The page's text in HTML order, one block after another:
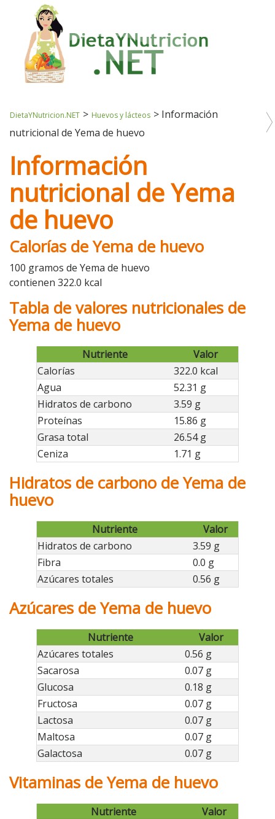
DietaYNutricion.NET > Huevos y lácteos > Información
nutricional de Yema de huevo
Información
nutricional de Yema
de huevo
Calorías de Yema de huevo
100 gramos de Yema de huevo
contienen 322.0 kcal
Tabla de valores nutricionales de
Yema de huevo
Nutriente
Valor
Calorías
322.0 kcal
Agua
52.31 g
Hidratos de carbono
3.59 g
Proteínas
15.86 g
Grasa total
26.54 g
Ceniza
1.71 g
Hidratos de carbono de Yema de
huevo
Nutriente
Valor
Hidratos de carbono
3.59 g
Fibra
0.0 g
Azúcares totales
0.56 g
Azúcares de Yema de huevo
Nutriente
Valor
Azúcares totales
0.56 g
Sacarosa
0.07 g
Glucosa
0.18 g
Fructosa
0.07 g
Lactosa
0.07 g
Maltosa
0.07 g
Galactosa
0.07 g
Vitaminas de Yema de huevo
Nutriente
Valor